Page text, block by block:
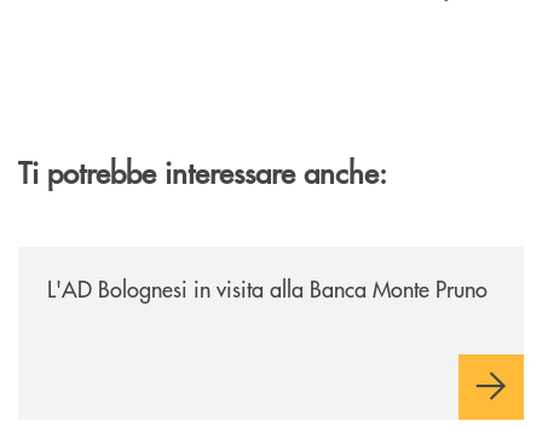
Ti potrebbe interessare anche:
L'AD Bolognesi in visita alla Banca Monte Pruno